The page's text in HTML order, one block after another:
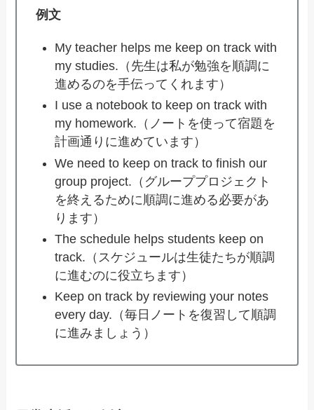
例文
My teacher helps me keep on track with
my studies.（先生は私が勉強を順調に
進めるのを手伝ってくれます）
I use a notebook to keep on track with
my homework.（ノートを使って宿題を
計画通りに進めています）
We need to keep on track to finish our
group project.（グループプロジェクト
を終えるために順調に進める必要があ
ります）
The schedule helps students keep on
track.（スケジュールは生徒たちが順調
に進むのに役立ちます）
Keep on track by reviewing your notes
every day.（毎日ノートを復習して順調
に進みましょう）